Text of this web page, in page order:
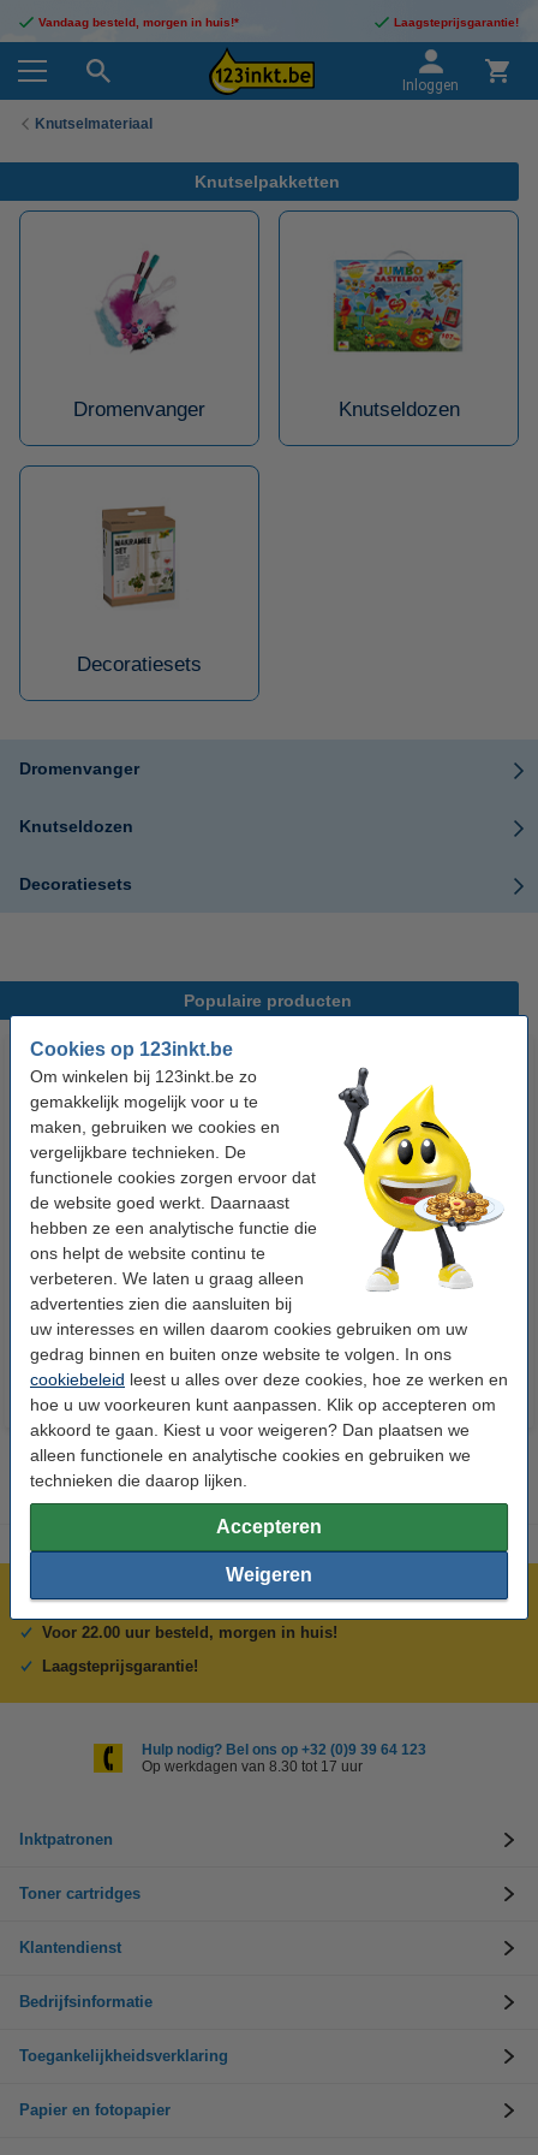
Cookies op 123inkt.be
Om winkelen bij 123inkt.be zo
gemakkelijk mogelijk voor u te
maken, gebruiken we cookies en
vergelijkbare technieken. De
functionele cookies zorgen ervoor dat
de website goed werkt. Daarnaast
hebben ze een analytische functie die
ons helpt de website continu te
verbeteren. We laten u graag alleen
advertenties zien die aansluiten bij
uw interesses en willen daarom cookies gebruiken om uw
gedrag binnen en buiten onze website te volgen. In ons
cookiebeleid leest u alles over deze cookies, hoe ze werken en
hoe u uw voorkeuren kunt aanpassen. Klik op accepteren om
akkoord te gaan. Kiest u voor weigeren? Dan plaatsen we
alleen functionele en analytische cookies en gebruiken we
technieken die daarop lijken.
Accepteren
Weigeren
Vandaag besteld, morgen in huis!* Laagsteprijsgarantie!
Inloggen
Knutselmateriaal
Knutselpakketten
Dromenvanger Knutseldozen
Decoratiesets
Dromenvanger
Knutseldozen
Decoratiesets
Populaire producten
123accu Xtreme Power MN1500
Penlite AA batterij 24 stuks
€ 14,95 Incl. 21% btw
123inkt kopieerpapier 1 pak van
500 vellen A4 - 80 g/m²
Meer dan 5 miljoen klanten!
Voor 22.00 uur besteld, morgen in huis!
Laagsteprijsgarantie!
Hulp nodig? Bel ons op +32 (0)9 39 64 123
Op werkdagen van 8.30 tot 17 uur
Inktpatronen
Toner cartridges
Klantendienst
Bedrijfsinformatie
Toegankelijkheidsverklaring
Papier en fotopapier